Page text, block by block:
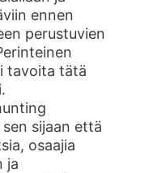
ennen
perustuvien
tavoita tätä
sijaan että
osaajia
ja